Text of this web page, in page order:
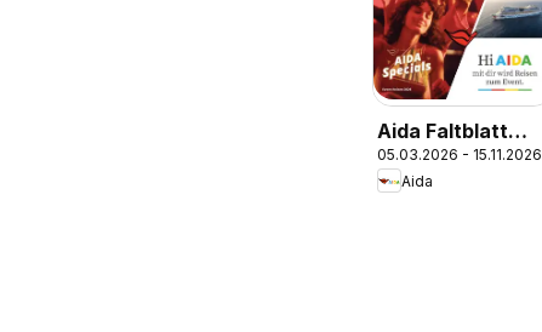
Aida Faltblatt
Specials 2026
05.03.2026 - 15.11.2026
Aida